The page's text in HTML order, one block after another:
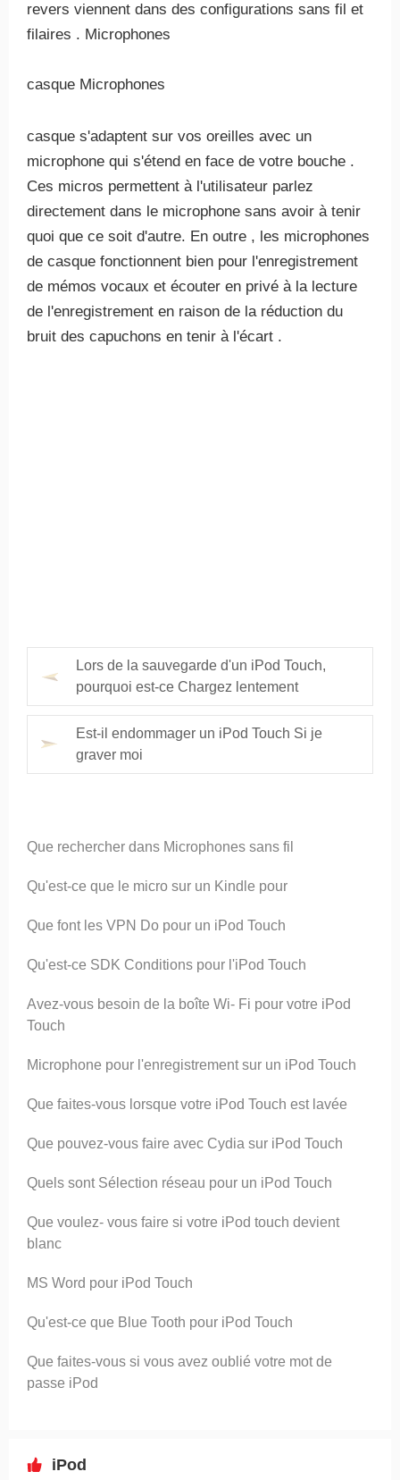
revers viennent dans des configurations sans fil et
filaires . Microphones
casque Microphones
casque s'adaptent sur vos oreilles avec un
microphone qui s'étend en face de votre bouche .
Ces micros permettent à l'utilisateur parlez
directement dans le microphone sans avoir à tenir
quoi que ce soit d'autre. En outre , les microphones
de casque fonctionnent bien pour l'enregistrement
de mémos vocaux et écouter en privé à la lecture
de l'enregistrement en raison de la réduction du
bruit des capuchons en tenir à l'écart .
Lors de la sauvegarde d'un iPod Touch,
pourquoi est-ce Chargez lentement
Est-il endommager un iPod Touch Si je
graver moi
Que rechercher dans Microphones sans fil
Qu'est-ce que le micro sur un Kindle pour
Que font les VPN Do pour un iPod Touch
Qu'est-ce SDK Conditions pour l'iPod Touch
Avez-vous besoin de la boîte Wi- Fi pour votre iPod
Touch
Microphone pour l'enregistrement sur ​​un iPod Touch
Que faites-vous lorsque votre iPod Touch est lavée
Que pouvez-vous faire avec Cydia sur iPod Touch
Quels sont Sélection réseau pour un iPod Touch
Que voulez- vous faire si votre iPod touch devient
blanc
MS Word pour iPod Touch
Qu'est-ce que Blue Tooth pour iPod Touch
Que faites-vous si vous avez oublié votre mot de
passe iPod
iPod